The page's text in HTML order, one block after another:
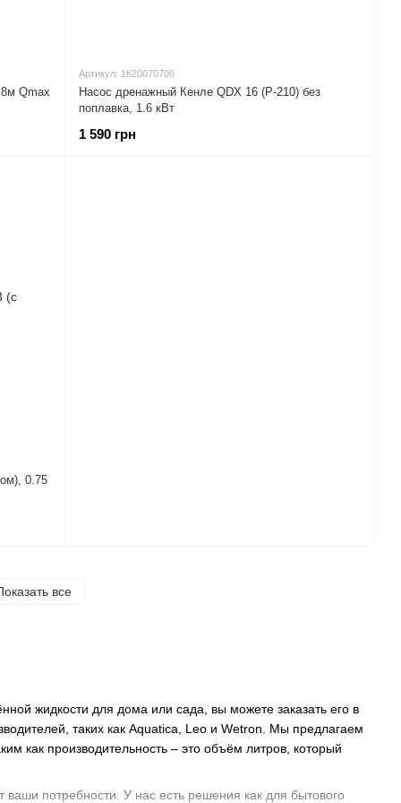
жидкости для дома или сада, вы можете заказать его в
таких как Aquatica, Leo и Wetron. Мы предлагаем
как производительность – это объём литров, который
потребности. У нас есть решения как для бытового
Qmax
Артикул: 1К20070706
Насос дренажный Кенле QDX 16 (P-210) без
поплавка, 1.6 кВт
1 590 грн
0.75
все